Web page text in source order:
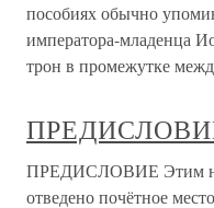
пособиях обычно
императора-младенца
трон в промежутке
ПРЕДИСЛОВИЕ Этим
отведено почётное